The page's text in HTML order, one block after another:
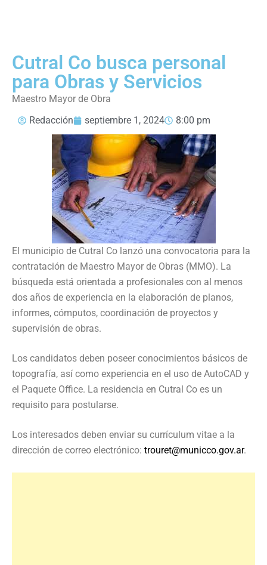
Cutral Co busca personal
para Obras y Servicios
Maestro Mayor de Obra
Redacción
septiembre 1, 2024 8:00 pm
El municipio de Cutral Co lanzó una convocatoria para la
contratación de Maestro Mayor de Obras (MMO). La
búsqueda está orientada a profesionales con al menos
dos años de experiencia en la elaboración de planos,
informes, cómputos, coordinación de proyectos y
supervisión de obras.
Los candidatos deben poseer conocimientos básicos de
topografía, así como experiencia en el uso de AutoCAD y
el Paquete Office. La residencia en Cutral Co es un
requisito para postularse.
Los interesados deben enviar su currículum vitae a la
dirección de correo electrónico: trouret@municco.gov.ar.